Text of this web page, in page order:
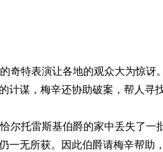
奇特表演让各地的观众大为惊讶
计谋，梅辛还协助破案，帮人寻
尔托雷斯基伯爵的家中丢失了一
一无所获。因此伯爵请梅辛帮助